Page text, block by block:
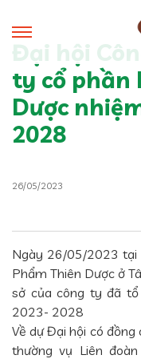
Đại hội
ty cổ phần
Dược
2028
26/05/2023
Ngày 26/05/2023 tại
Phẩm Thiên Dược ở
sở của công ty đã
2023- 2028
Về dự Đại hội có đồng
thường vụ Liên